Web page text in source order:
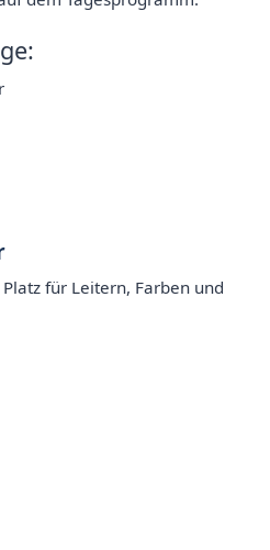
für Leitern, Farben und